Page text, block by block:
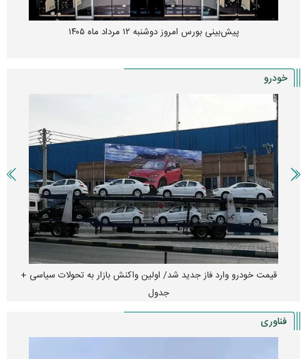
پیش‌بینی بورس امروز دوشنبه ۱۲ مرداد ماه ۱۴۰۵
خودرو
قیمت خودرو وارد فاز جدید شد/ اولین واکنش بازار به تحولات سیاسی +
جدول
فناوری